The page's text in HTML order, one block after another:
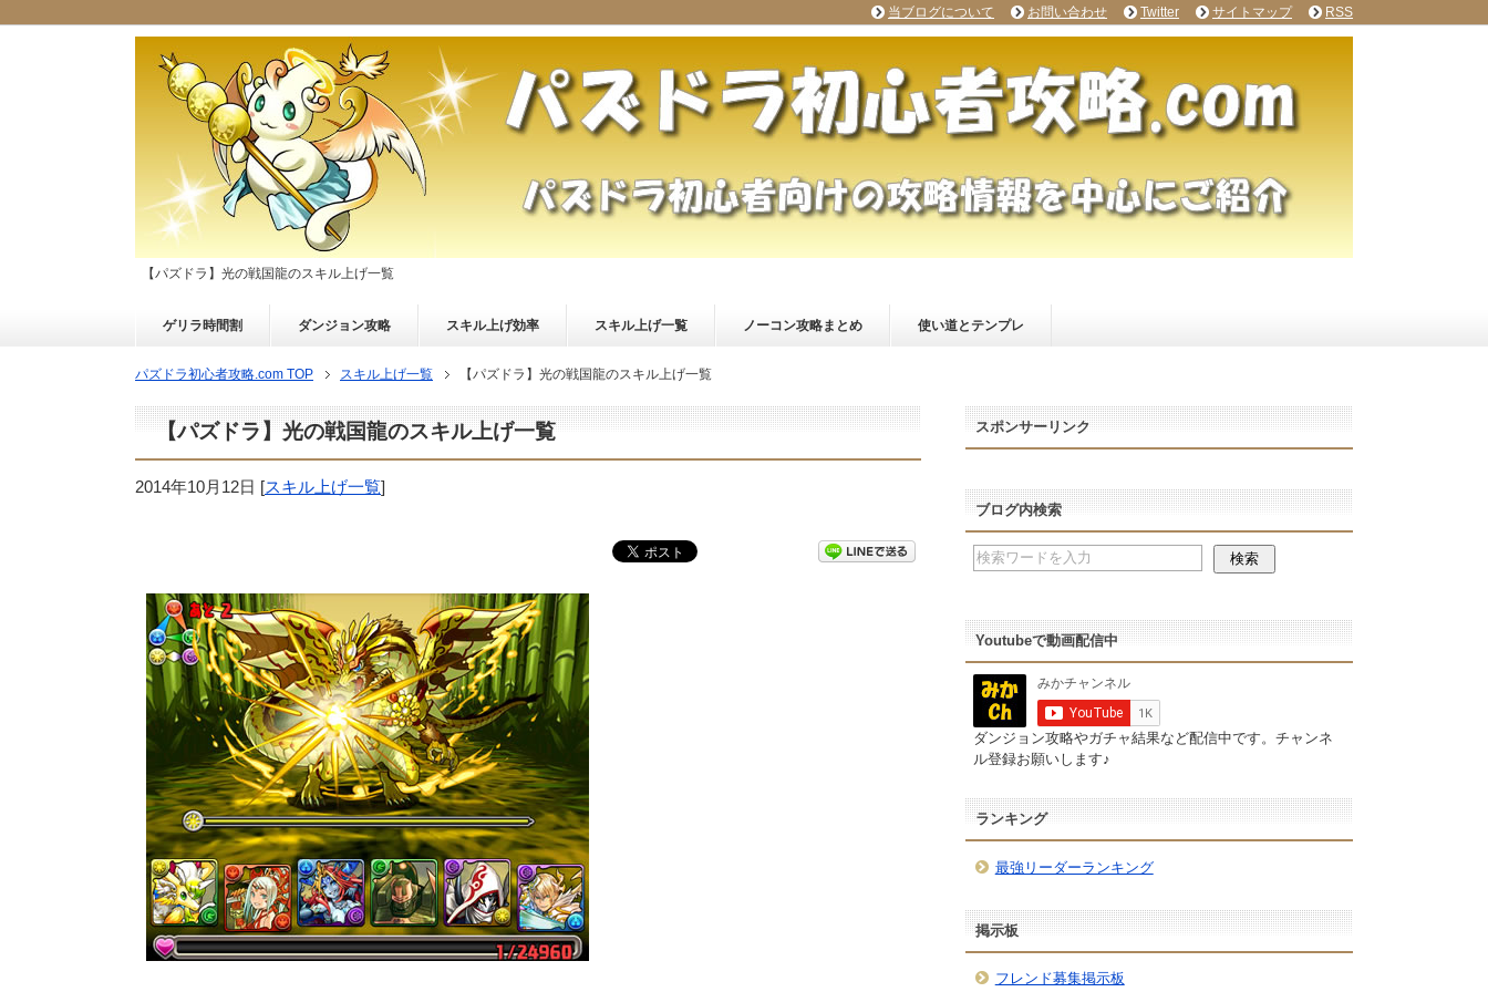
【パズドラ】光の戦国龍のスキル上げ一覧
ゲリラ時間割 ダンジョン攻略 スキル上げ効率 スキル上げ一覧 ノーコン攻略まとめ 使い道とテンプレ
パズドラ初心者攻略.com TOP スキル上げ一覧 【パズドラ】光の戦国龍のスキル上げ一覧
【パズドラ】光の戦国龍のスキル上げ一覧
2014年10月12日 [スキル上げ一覧]
スポンサーリンク
ブログ内検索
Youtubeで動画配信中
ダンジョン攻略やガチャ結果など配信中です。チャンネ
ル登録お願いします♪
ランキング
最強リーダーランキング
掲示板
フレンド募集掲示板
当ブログについて お問い合わせ Twitter サイトマップ RSS